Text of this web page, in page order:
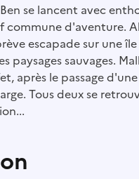
se lancent avec
commune d'aventure.
escapade sur une
paysages sauvages.
après le passage
Tous deux se